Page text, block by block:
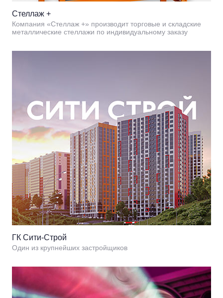
Стеллаж +
Компания «Стеллаж +» производит торговые и складские
металлические стеллажи по индивидуальному заказу
ГК Сити-Строй
Один из крупнейших застройщиков